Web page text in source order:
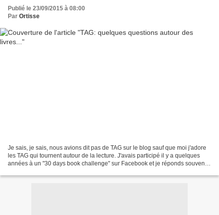
Publié le 23/09/2015 à 08:00
Par Ortisse
Je sais, je sais, nous avions dit pas de TAG sur le blog sauf que moi j'adore
les TAG qui tournent autour de la lecture. J'avais participé il y a quelques
années à un "30 days book challenge" sur Facebook et je réponds souvent